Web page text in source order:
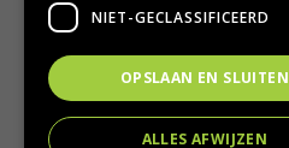
CONTACT
Groencentrum Hoogeveen
Nijstad 11
7909 HS Hoogeveen
NIET-GECLASSIFICEERD
OPSLAAN EN SLUITEN
ALLES AFWIJZEN